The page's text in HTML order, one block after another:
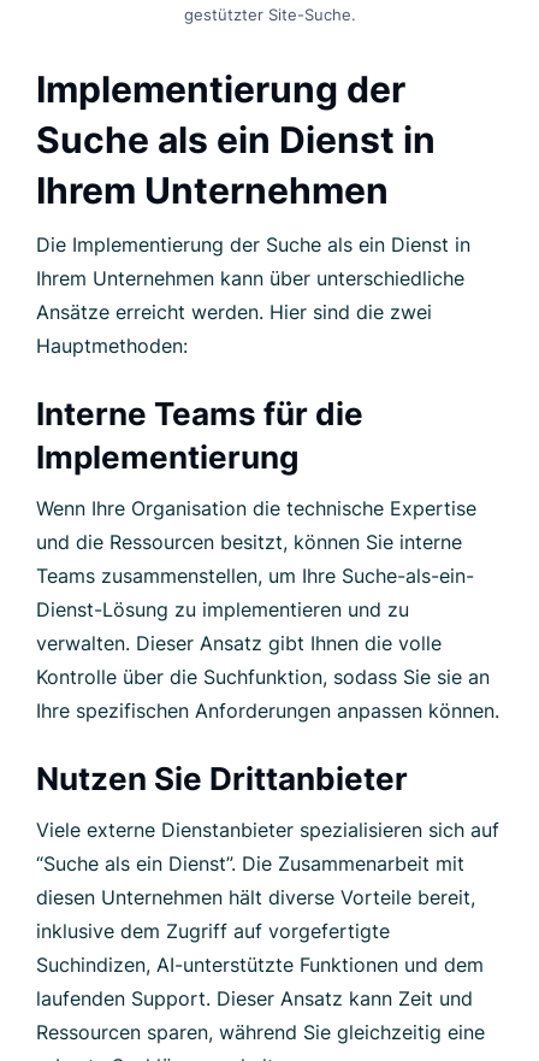
gestützter Site-Suche.
Implementierung der
Suche als ein Dienst in
Ihrem Unternehmen
Die Implementierung der Suche als ein Dienst in
Ihrem Unternehmen kann über unterschiedliche
Ansätze erreicht werden. Hier sind die zwei
Hauptmethoden:
Interne Teams für die
Implementierung
Wenn Ihre Organisation die technische Expertise
und die Ressourcen besitzt, können Sie interne
Teams zusammenstellen, um Ihre Suche-als-ein-
Dienst-Lösung zu implementieren und zu
verwalten. Dieser Ansatz gibt Ihnen die volle
Kontrolle über die Suchfunktion, sodass Sie sie an
Ihre spezifischen Anforderungen anpassen können.
Nutzen Sie Drittanbieter
Viele externe Dienstanbieter spezialisieren sich auf
“Suche als ein Dienst”. Die Zusammenarbeit mit
diesen Unternehmen hält diverse Vorteile bereit,
inklusive dem Zugriff auf vorgefertigte
Suchindizen, AI-unterstützte Funktionen und dem
laufenden Support. Dieser Ansatz kann Zeit und
Ressourcen sparen, während Sie gleichzeitig eine